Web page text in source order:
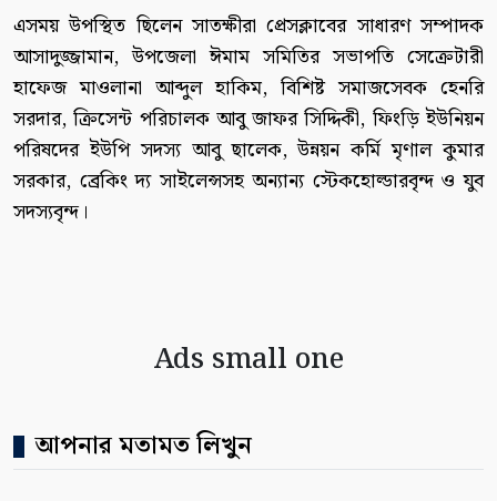
এসময় উপস্থিত ছিলেন সাতক্ষীরা প্রেসক্লাবের সাধারণ সম্পাদক
আসাদুজ্জামান, উপজেলা ঈমাম সমিতির সভাপতি সেক্রেটারী
হাফেজ মাওলানা আব্দুল হাকিম, বিশিষ্ট সমাজসেবক হেনরি
সরদার, ক্রিসেন্ট পরিচালক আবু জাফর সিদ্দিকী, ফিংড়ি ইউনিয়ন
পরিষদের ইউপি সদস্য আবু ছালেক, উন্নয়ন কর্মি মৃণাল কুমার
সরকার, ব্রেকিং দ্য সাইলেন্সসহ অন্যান্য স্টেকহোল্ডারবৃন্দ ও যুব
সদস্যবৃন্দ।
Ads small one
আপনার মতামত লিখুন